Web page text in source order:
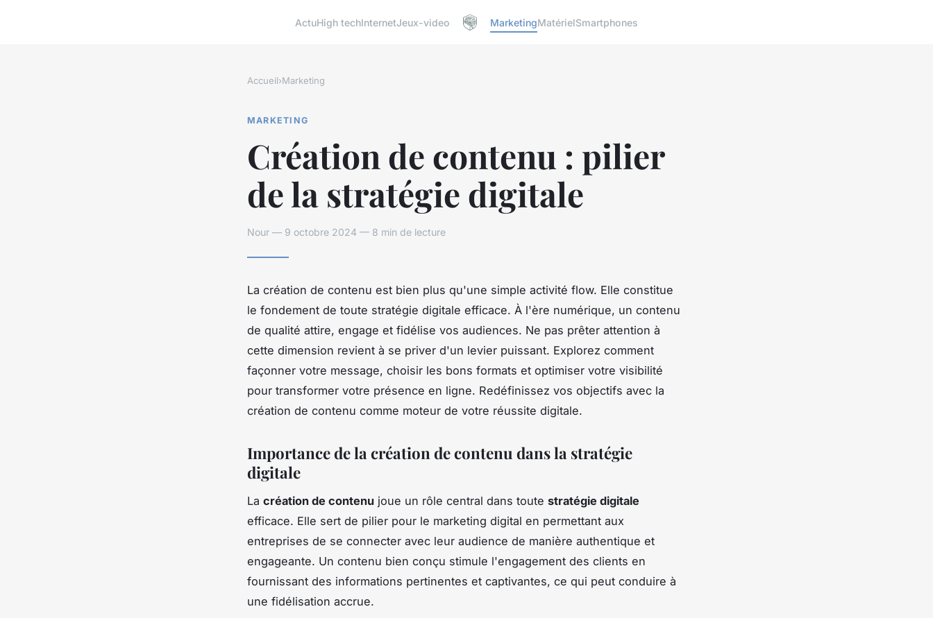
ActuHigh techInternetJeux-video MarketingMatérielSmartphones
Accueil›Marketing
MARKETING
Création de contenu : pilier
de la stratégie digitale
Nour — 9 octobre 2024 — 8 min de lecture
La création de contenu est bien plus qu'une simple activité flow. Elle constitue
le fondement de toute stratégie digitale efficace. À l'ère numérique, un contenu
de qualité attire, engage et fidélise vos audiences. Ne pas prêter attention à
cette dimension revient à se priver d'un levier puissant. Explorez comment
façonner votre message, choisir les bons formats et optimiser votre visibilité
pour transformer votre présence en ligne. Redéfinissez vos objectifs avec la
création de contenu comme moteur de votre réussite digitale.
Importance de la création de contenu dans la stratégie
digitale
La création de contenu joue un rôle central dans toute stratégie digitale
efficace. Elle sert de pilier pour le marketing digital en permettant aux
entreprises de se connecter avec leur audience de manière authentique et
engageante. Un contenu bien conçu stimule l'engagement des clients en
fournissant des informations pertinentes et captivantes, ce qui peut conduire à
une fidélisation accrue.